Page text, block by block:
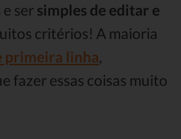
e ser simples de editar e
critérios! A maioria
primeira linha,
fazer essas coisas muito